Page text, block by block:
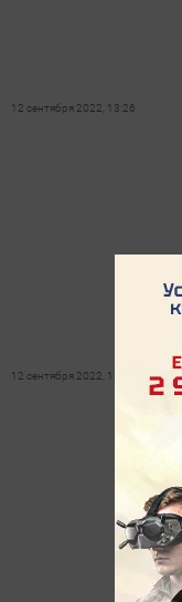
12 сентября 2022, 13:26
12 сентября 2022, 13:13